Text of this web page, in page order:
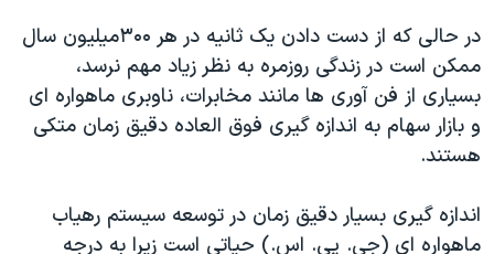
در حالی که از دست دادن یک ثانیه در هر ۳۰۰میلیون سال
ممکن است در زندگی روزمره به نظر زياد مهم نرسد،
بسیاری از فن آوری ها مانند مخابرات، ناوبری ماهواره ای
و بازار سهام به اندازه گيری فوق العاده دقيق زمان متکی
هستند.
اندازه گیری بسیار دقیق زمان در توسعه سيستم رهياب
ماهواره ای (جی. پی. اس.) حياتی است زيرا به درجه